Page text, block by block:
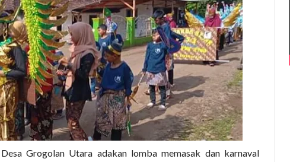
Grogolan Utara adakan lomba memasak dan karnaval